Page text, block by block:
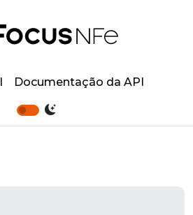
Documentação da API